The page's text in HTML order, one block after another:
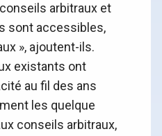
arbitraux et
sont accessibles,
», ajoutent-ils.
existants ont
au fil des ans
les quelque
conseils arbitraux,